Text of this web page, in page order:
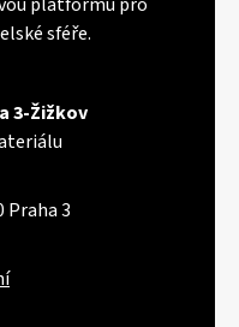
sféře.
3-Žižkov
Praha 3